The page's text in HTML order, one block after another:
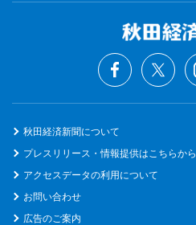
秋田経済新聞について
プレスリリース・情報提供はこちらから
アクセスデータの利用について
お問い合わせ
広告のご案内